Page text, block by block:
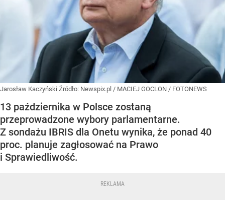
Jarosław Kaczyński Źródło: Newspix.pl / MACIEJ GOCLON / FOTONEWS
13 października w Polsce zostaną
przeprowadzone wybory parlamentarne.
Z sondażu IBRIS dla Onetu wynika, że ponad 40
proc. planuje zagłosować na Prawo
i Sprawiedliwość.